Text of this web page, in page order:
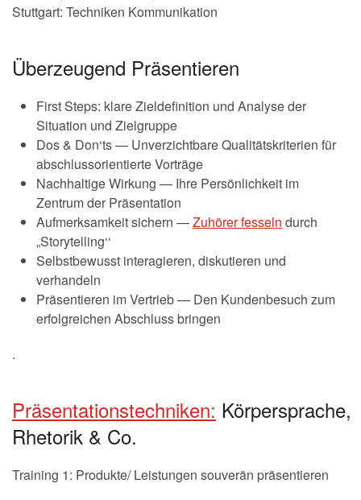
Stuttgart: Techniken Kommunikation
Überzeugend Präsentieren
First Steps: klare Zieldefinition und Analyse der
Situation und Zielgruppe
Dos & Don‘ts — Unverzichtbare Qualitätskriterien für
abschlussorientierte Vorträge
Nachhaltige Wirkung — Ihre Persönlichkeit im
Zentrum der Präsentation
Aufmerksamkeit sichern —Zuhörer fesseln durch
„Storytelling‘‘
Selbstbewusst interagieren, diskutieren und
verhandeln
Präsentieren im Vertrieb — Den Kundenbesuch zum
erfolgreichen Abschluss bringen
.
Präsentationstechniken: Körpersprache,
Rhetorik & Co.
Training 1: Produkte/ Leistungen souverän präsentieren